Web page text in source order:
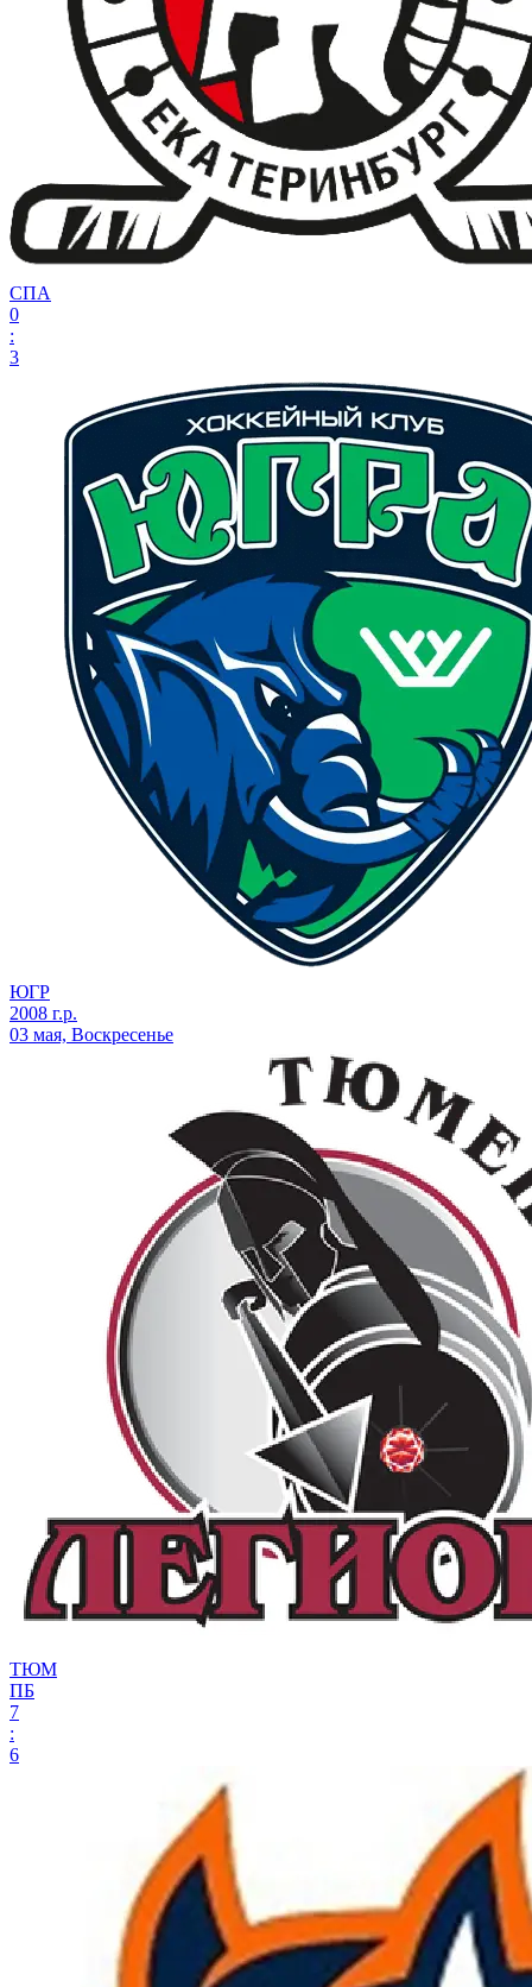
СПА
0
:
3
ЮГР
2008 г.р.
03 мая, Воскресенье
ТЮМ
ПБ
7
:
6